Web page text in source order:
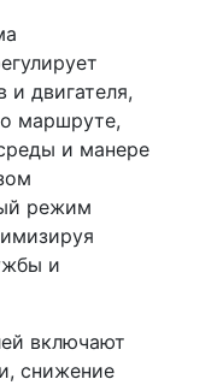
и двигателя,
маршруте,
и манере
режим
и
включают
снижение